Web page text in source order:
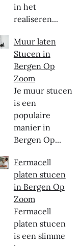
in het
realiseren...
Muur laten
Stucen in
Bergen Op
Zoom
Je muur stucen
is een
populaire
manier in
Bergen Op...
Fermacell
platen stucen
in Bergen Op
Zoom
Fermacell
platen stucen
is een slimme